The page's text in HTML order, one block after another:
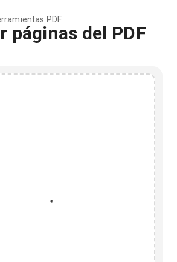
PDF
páginas del PDF